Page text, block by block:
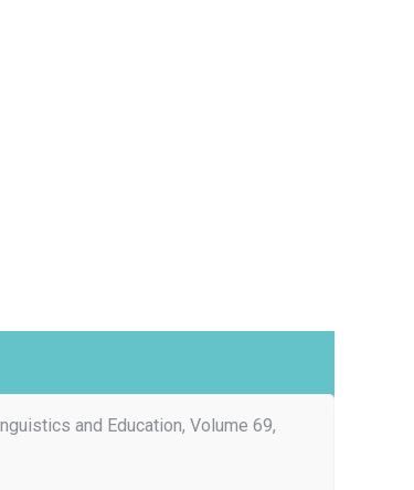
and Education, Volume 69,